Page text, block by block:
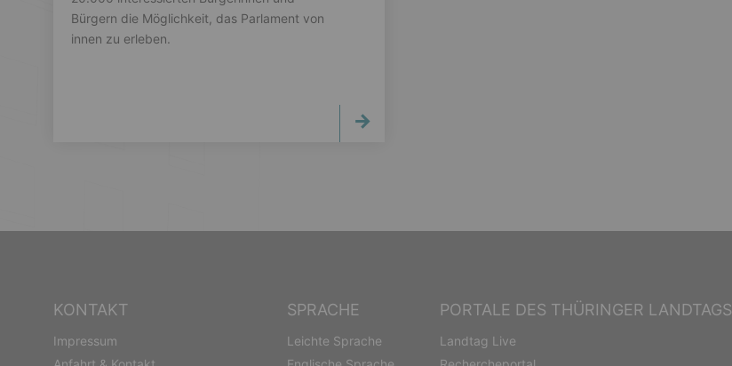
Bürgern die Möglichkeit, das Parlament von
innen zu erleben.
KONTAKT
Impressum
SPRACHE
Leichte Sprache
PORTALE DES THÜRINGER LANDTAGS
Landtag Live